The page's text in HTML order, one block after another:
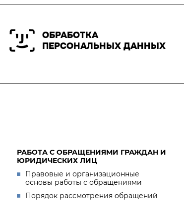
ОБРАБОТКА
ПЕРСОНАЛЬНЫХ ДАННЫХ
РАБОТА С ОБРАЩЕНИЯМИ ГРАЖДАН И
ЮРИДИЧЕСКИХ ЛИЦ
Правовые и организационные
основы работы с обращениями
Порядок рассмотрения обращений